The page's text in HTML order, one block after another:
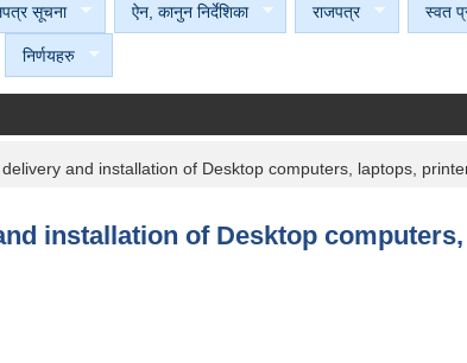
सूचना ऐन, कानुन निर्देशिका राजपत्र स्वत
निर्णयहरु
and installation of Desktop computers, laptops,
installation of Desktop